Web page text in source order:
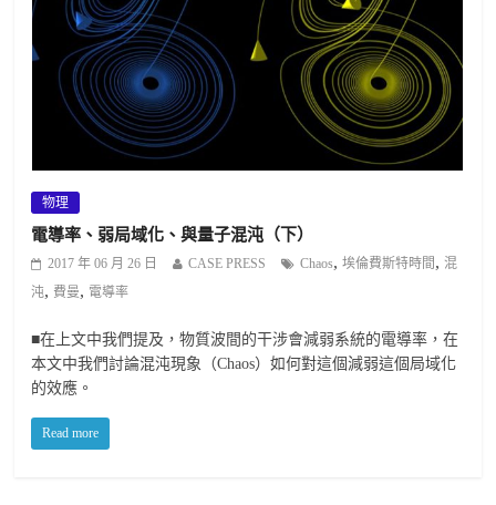
物理
電導率、弱局域化、與量子混沌（下）
2017 年 06 月 26 日 CASE PRESS Chaos,埃倫費斯特時間 , 混
沌, 費曼, 電導率
■在上文中我們提及，物質波間的干涉會減弱系統的電導率，在
本文中我們討論混沌現象（Chaos）如何對這個減弱這個局域化
的效應。
Read more